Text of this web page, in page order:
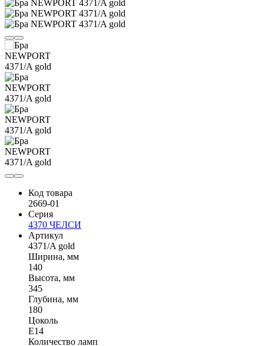
Код товара
2669-01
Серия
4370 ЧЕЛСИ
Артикул
4371/A gold
Ширина, мм
140
Высота, мм
345
Глубина, мм
180
Цоколь
E14
Количество ламп